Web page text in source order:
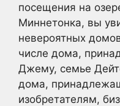
посещения на
Миннетонка, вы
невероятных
числе дома,
Джему, семье
дома,
изобретателям,